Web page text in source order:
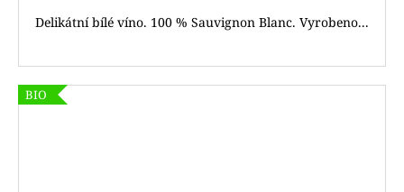
Delikátní bílé víno. 100 % Sauvignon Blanc. Vyrobeno...
BIO